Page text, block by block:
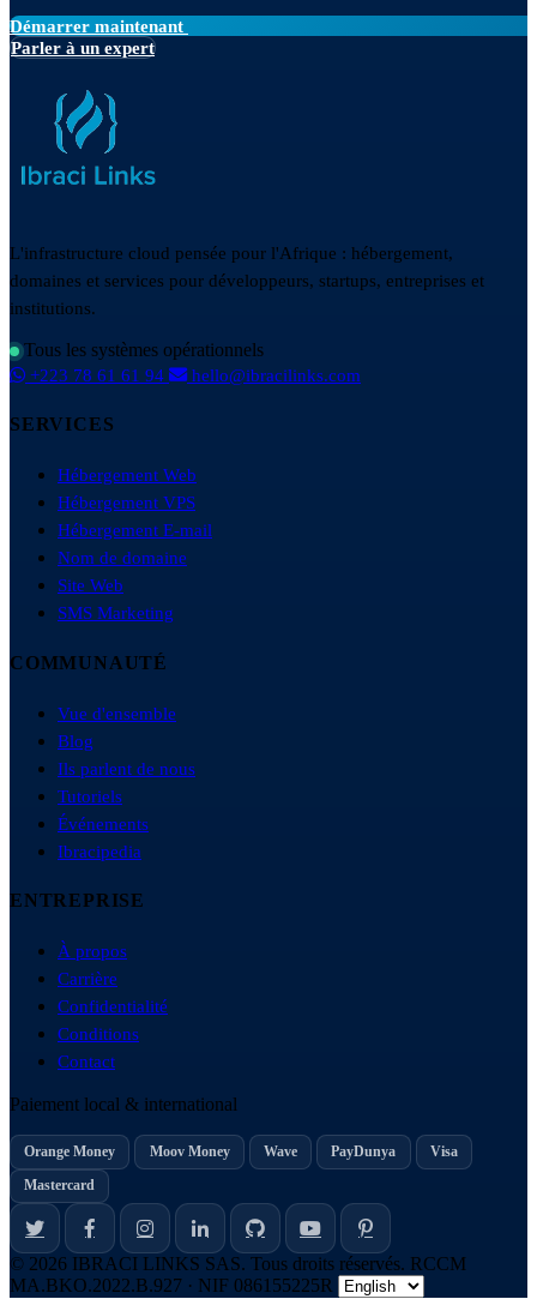
Démarrer maintenant
Parler à un expert
L'infrastructure cloud pensée pour l'Afrique : hébergement,
domaines et services pour développeurs, startups, entreprises et
institutions.
Tous les systèmes opérationnels
+223 78 61 61 94
hello@ibracilinks.com
SERVICES
Hébergement Web
Hébergement VPS
Hébergement E-mail
Nom de domaine
Site Web
SMS Marketing
COMMUNAUTÉ
Vue d'ensemble
Blog
Ils parlent de nous
Tutoriels
Événements
Ibracipedia
ENTREPRISE
À propos
Carrière
Confidentialité
Conditions
Contact
Paiement local & international
Orange Money Moov Money Wave PayDunya Visa
Mastercard
© 2026 IBRACI LINKS SAS. Tous droits réservés. RCCM
MA.BKO.2022.B.927 · NIF 086155225R